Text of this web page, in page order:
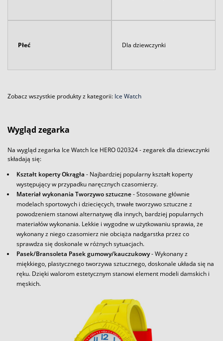
Płeć Dla dziewczynki
Zobacz wszystkie produkty z kategorii: Ice Watch
Wygląd zegarka
Na wygląd zegarka Ice Watch Ice HERO 020324 - zegarek dla dziewczynki
składają się:
Kształt koperty Okrągła - Najbardziej popularny kształt koperty
występujący w przypadku naręcznych czasomierzy.
Materiał wykonania Tworzywo sztuczne- Stosowane głównie
modelach sportowych i dziecięcych, trwałe tworzywo sztuczne z
powodzeniem stanowi alternatywę dla innych, bardziej popularnych
materiałów wykonania. Lekkie i wygodne w użytkowaniu sprawia, że
wykonany z niego czasomierz nie obciąża nadgarstka przez co
sprawdza się doskonale w różnych sytuacjach.
Pasek/Bransoleta Pasek gumowy/kauczukowy- Wykonany z
miękkiego, plastycznego tworzywa sztucznego, doskonale układa się na
ręku. Dzięki walorom estetycznym stanowi element modeli damskich i
męskich.